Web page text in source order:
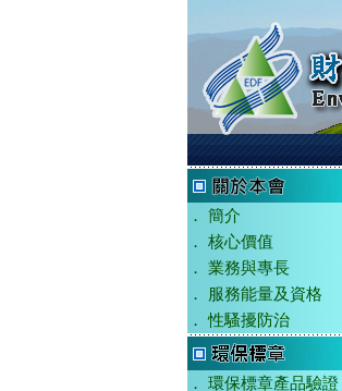
．
簡介
．
核心價值
．
業務與專長
．
服務能量及資格
．
性騷擾防治
．
環保標章產品驗證